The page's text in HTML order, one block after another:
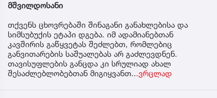
მშვილდოსანი
თქვენს ცხოვრებაში შინაგანი განახლებისა და
სიმსუბუქის ეტაპი დგება. იმ ადამიანებთან
კავშირის გაწყვეტას შეძლებთ, რომლებიც
განვითარების საშუალებას არ გაძლევდნენ.
თავისუფლების განცდა კი სრულიად ახალ
შესაძლებლობებთან მიგიყვანთ...ვრცლად